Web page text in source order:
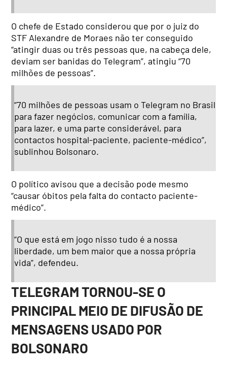
O chefe de Estado considerou que por o juiz do
STF Alexandre de Moraes não ter conseguido
“atingir duas ou três pessoas que, na cabeça dele,
deviam ser banidas do Telegram”, atingiu “70
milhões de pessoas”.
“70 milhões de pessoas usam o Telegram no Brasil
para fazer negócios, comunicar com a família,
para lazer, e uma parte considerável, para
contactos hospital-paciente, paciente-médico”,
sublinhou Bolsonaro.
O político avisou que a decisão pode mesmo
“causar óbitos pela falta do contacto paciente-
médico”.
“O que está em jogo nisso tudo é a nossa
liberdade, um bem maior que a nossa própria
vida”, defendeu.
TELEGRAM TORNOU-SE O
PRINCIPAL MEIO DE DIFUSÃO DE
MENSAGENS USADO POR
BOLSONARO